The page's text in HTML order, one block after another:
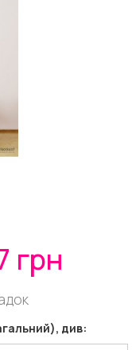
грн
див: